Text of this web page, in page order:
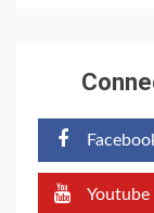
Youtube